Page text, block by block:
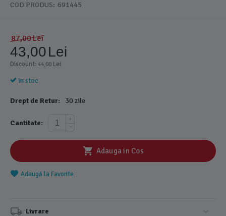
COD PRODUS: 691445
87,00Lei
43,00Lei
Discount: 44,00 Lei
in stoc
Drept de Retur: 30 zile
Cantitate:
+
−
Adauga in Cos
Adaugă la Favorite
Livrare